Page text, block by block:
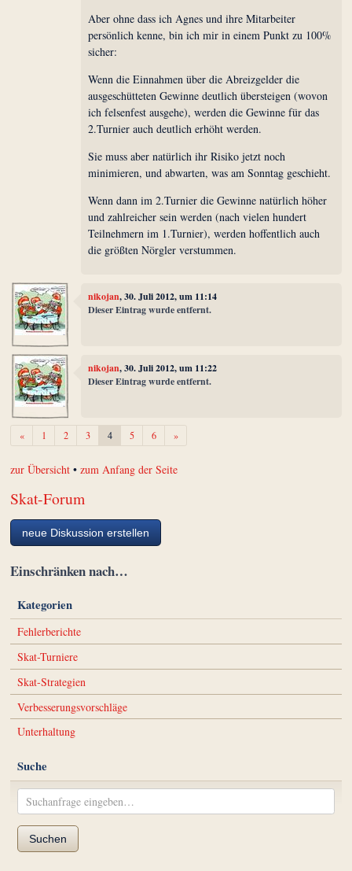
Aber ohne dass ich Agnes und ihre Mitarbeiter
persönlich kenne, bin ich mir in einem Punkt zu 100%
sicher:
Wenn die Einnahmen über die Abreizgelder die
ausgeschütteten Gewinne deutlich übersteigen (wovon
ich felsenfest ausgehe), werden die Gewinne für das
2.Turnier auch deutlich erhöht werden.
Sie muss aber natürlich ihr Risiko jetzt noch
minimieren, und abwarten, was am Sonntag geschieht.
Wenn dann im 2.Turnier die Gewinne natürlich höher
und zahlreicher sein werden (nach vielen hundert
Teilnehmern im 1.Turnier), werden hoffentlich auch
die größten Nörgler verstummen.
nikojan, 30. Juli 2012, um 11:14
Dieser Eintrag wurde entfernt.
nikojan, 30. Juli 2012, um 11:22
Dieser Eintrag wurde entfernt.
«Zurück1 2 3 4 5 6 »Weiter
zur Übersicht •zum Anfang der Seite
Skat-Forum
neue Diskussion erstellen
Einschränken nach…
Kategorien
Fehlerberichte
Skat-Turniere
Skat-Strategien
Verbesserungsvorschläge
Unterhaltung
Suche
Suchen